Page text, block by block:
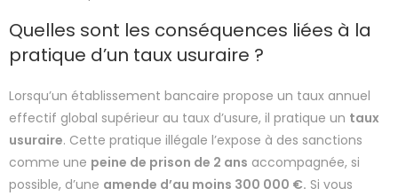
Quelles sont les conséquences liées à la
pratique d’un taux usuraire ?
Lorsqu’un établissement bancaire propose un taux annuel
effectif global supérieur au taux d’usure, il pratique un taux
usuraire. Cette pratique illégale l’expose à des sanctions
comme une peine de prison de 2 ans accompagnée, si
possible, d’une amende d’au moins 300 000 €. Si vous